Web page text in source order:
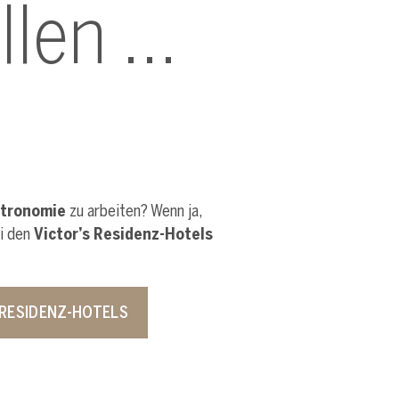
…
zu arbeiten? Wenn ja,
den Victor’s Residenz-Hotels
HOTELS